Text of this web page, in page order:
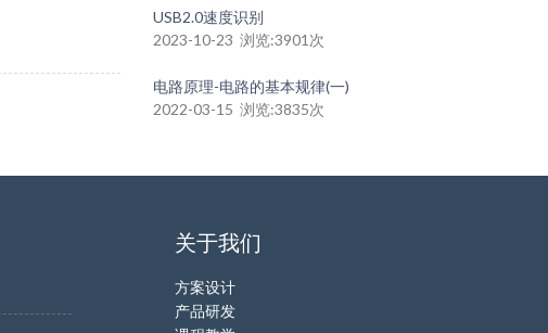
USB2.0速度识别
2023-10-23 浏览:3901次
电路原理-电路的基本规律(一)
2022-03-15 浏览:3835次
关于我们
方案设计
产品研发